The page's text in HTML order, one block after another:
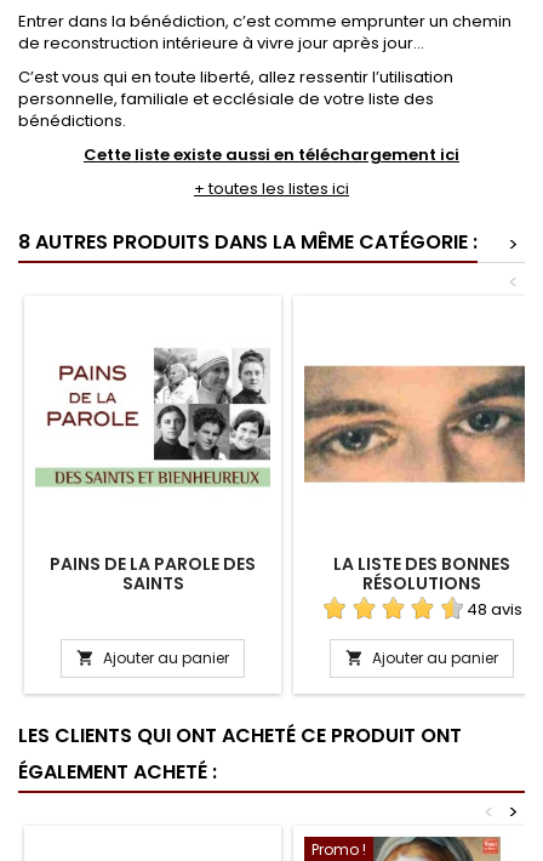
Entrer dans la bénédiction, c’est comme emprunter un chemin
de reconstruction intérieure à vivre jour après jour…
C’est vous qui en toute liberté, allez ressentir l’utilisation
personnelle, familiale et ecclésiale de votre liste des
bénédictions.
Cette liste existe aussi en téléchargement ici
+ toutes les listes ici
8 AUTRES PRODUITS DANS LA MÊME CATÉGORIE :
>
<
PAINS DE LA PAROLE DES
SAINTS
 Ajouter au panier
LA LISTE DES BONNES
RÉSOLUTIONS
48 avis
 Ajouter au panier
LES CLIENTS QUI ONT ACHETÉ CE PRODUIT ONT
ÉGALEMENT ACHETÉ :
>
<
Promo !